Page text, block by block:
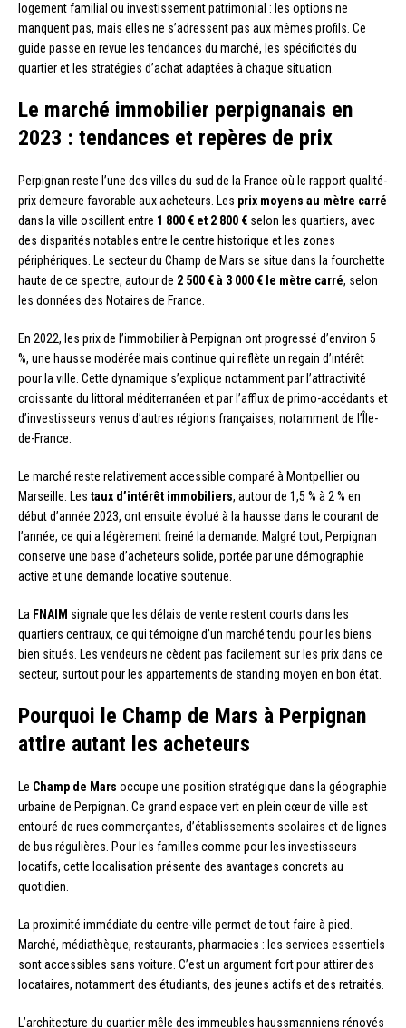
logement familial ou investissement patrimonial : les options ne
manquent pas, mais elles ne s’adressent pas aux mêmes profils. Ce
guide passe en revue les tendances du marché, les spécificités du
quartier et les stratégies d’achat adaptées à chaque situation.
Le marché immobilier perpignanais en
2023 : tendances et repères de prix
Perpignan reste l’une des villes du sud de la France où le rapport qualité-
prix demeure favorable aux acheteurs. Les prix moyens au mètre carré
dans la ville oscillent entre 1 800 € et 2 800 € selon les quartiers, avec
des disparités notables entre le centre historique et les zones
périphériques. Le secteur du Champ de Mars se situe dans la fourchette
haute de ce spectre, autour de 2 500 € à 3 000 € le mètre carré, selon
les données des Notaires de France.
En 2022, les prix de l’immobilier à Perpignan ont progressé d’environ 5
%, une hausse modérée mais continue qui reflète un regain d’intérêt
pour la ville. Cette dynamique s’explique notamment par l’attractivité
croissante du littoral méditerranéen et par l’afflux de primo-accédants et
d’investisseurs venus d’autres régions françaises, notamment de l’Île-
de-France.
Le marché reste relativement accessible comparé à Montpellier ou
Marseille. Les taux d’intérêt immobiliers, autour de 1,5 % à 2 % en
début d’année 2023, ont ensuite évolué à la hausse dans le courant de
l’année, ce qui a légèrement freiné la demande. Malgré tout, Perpignan
conserve une base d’acheteurs solide, portée par une démographie
active et une demande locative soutenue.
La FNAIM signale que les délais de vente restent courts dans les
quartiers centraux, ce qui témoigne d’un marché tendu pour les biens
bien situés. Les vendeurs ne cèdent pas facilement sur les prix dans ce
secteur, surtout pour les appartements de standing moyen en bon état.
Pourquoi le Champ de Mars à Perpignan
attire autant les acheteurs
Le Champ de Mars occupe une position stratégique dans la géographie
urbaine de Perpignan. Ce grand espace vert en plein cœur de ville est
entouré de rues commerçantes, d’établissements scolaires et de lignes
de bus régulières. Pour les familles comme pour les investisseurs
locatifs, cette localisation présente des avantages concrets au
quotidien.
La proximité immédiate du centre-ville permet de tout faire à pied.
Marché, médiathèque, restaurants, pharmacies : les services essentiels
sont accessibles sans voiture. C’est un argument fort pour attirer des
locataires, notamment des étudiants, des jeunes actifs et des retraités.
L’architecture du quartier mêle des immeubles haussmanniens rénovés